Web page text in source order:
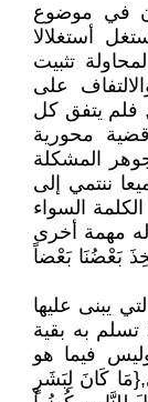
في موضوع
أستغلالا
تثبيت
على
فلم يتفق كل
محورية
المشكلة
ننتمي إلى
السواء
مهمة أخرى
بَعْضُنَا بَعْضاً
يبنى عليها
تسلم به بقية
فيما هو
كَانَ لِبَشَرٍ